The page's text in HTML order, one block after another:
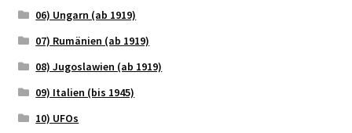
06) Ungarn (ab 1919)
07) Rumänien (ab 1919)
08) Jugoslawien (ab 1919)
09) Italien (bis 1945)
10) UFOs